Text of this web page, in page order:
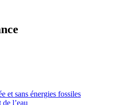
et sans énergies fossiles
de l’eau